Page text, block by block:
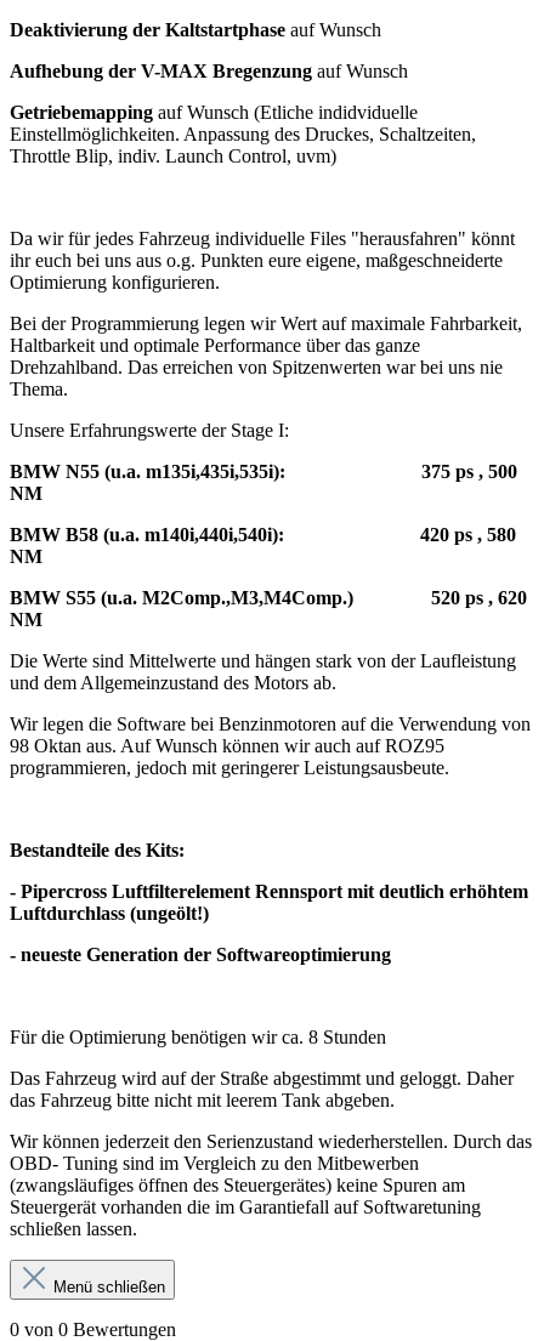
Deaktivierung der Kaltstartphase auf Wunsch
Aufhebung der V-MAX Bregenzung auf Wunsch
Getriebemapping auf Wunsch (Etliche indidviduelle
Einstellmöglichkeiten. Anpassung des Druckes, Schaltzeiten,
Throttle Blip, indiv. Launch Control, uvm)
Da wir für jedes Fahrzeug individuelle Files "herausfahren" könnt
ihr euch bei uns aus o.g. Punkten eure eigene, maßgeschneiderte
Optimierung konfigurieren.
Bei der Programmierung legen wir Wert auf maximale Fahrbarkeit,
Haltbarkeit und optimale Performance über das ganze
Drehzahlband. Das erreichen von Spitzenwerten war bei uns nie
Thema.
Unsere Erfahrungswerte der Stage I:
BMW N55 (u.a. m135i,435i,535i): 375 ps , 500
NM
BMW B58 (u.a. m140i,440i,540i): 420 ps , 580
NM
BMW S55 (u.a. M2Comp.,M3,M4Comp.) 520 ps , 620
NM
Die Werte sind Mittelwerte und hängen stark von der Laufleistung
und dem Allgemeinzustand des Motors ab.
Wir legen die Software bei Benzinmotoren auf die Verwendung von
98 Oktan aus. Auf Wunsch können wir auch auf ROZ95
programmieren, jedoch mit geringerer Leistungsausbeute.
Bestandteile des Kits:
- Pipercross Luftfilterelement Rennsport mit deutlich erhöhtem
Luftdurchlass (ungeölt!)
- neueste Generation der Softwareoptimierung
Für die Optimierung benötigen wir ca. 8 Stunden
Das Fahrzeug wird auf der Straße abgestimmt und geloggt. Daher
das Fahrzeug bitte nicht mit leerem Tank abgeben.
Wir können jederzeit den Serienzustand wiederherstellen. Durch das
OBD- Tuning sind im Vergleich zu den Mitbewerben
(zwangsläufiges öffnen des Steuergerätes) keine Spuren am
Steuergerät vorhanden die im Garantiefall auf Softwaretuning
schließen lassen.
Menü schließen
0 von 0 Bewertungen